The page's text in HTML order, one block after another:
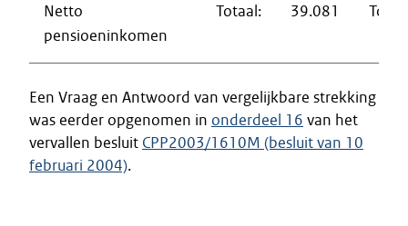
Netto
pensioeninkomen
Totaal: 39.081
Een Vraag en Antwoord van vergelijkbare strekking
was eerder opgenomen in onderdeel 16 van het
vervallen besluit CPP2003/1610M (besluit van 10
februari 2004).